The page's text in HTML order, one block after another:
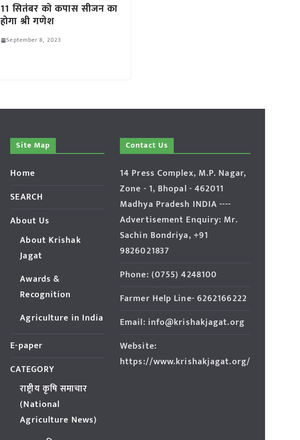
11 सितंबर को कपास सीजन का
होगा श्री गणेश
September 8, 2023
Site Map
Home
SEARCH
About Us
About Krishak
Jagat
Awards &
Recognition
Agriculture in India
E-paper
CATEGORY
राष्ट्रीय कृषि समाचार
(National
Agriculture News)
Contact Us
14 Press Complex, M.P. Nagar,
Zone - 1, Bhopal - 462011
Madhya Pradesh INDIA ----
Advertisement Enquiry: Mr.
Sachin Bondriya, +91
9826021837
Phone: (0755) 4248100
Farmer Help Line- 6262166222
Email: info@krishakjagat.org
Website:
https://www.krishakjagat.org/